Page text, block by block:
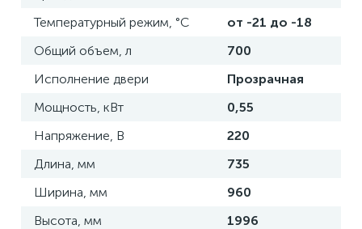
Температурный режим, °С
от -21 до -18
Общий объем, л
700
Исполнение двери
Прозрачная
Мощность, кВт
0,55
Напряжение, В
220
Длина, мм
735
Ширина, мм
960
Высота, мм
1996